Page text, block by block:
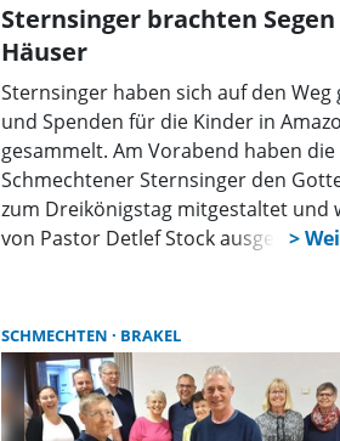
Sternsinger brachten
Häuser
Sternsinger haben sich auf den Weg
und Spenden für die Kinder in
gesammelt. Am Vorabend haben die
Schmechtener Sternsinger den
zum Dreikönigstag mitgestaltet und
von Pastor Detlef Stock ausgesandt,
Sternsinger gab es ein gemeinsames
Mittagessen im Kirchenanbau. Für
gelungene Aktion! Schon jetzt freuen
Kinder auf die Diözesane
SCHMECHTEN BRAKEL